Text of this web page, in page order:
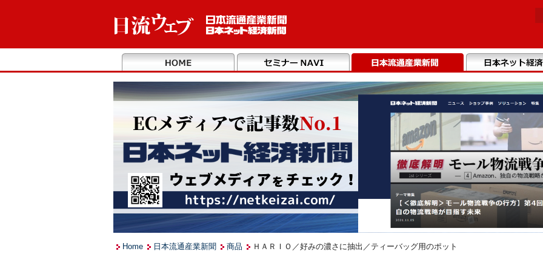
Home 日本流通産業新聞 商品 ＨＡＲＩＯ／好みの濃さに抽出／ティーバッグ用のポット